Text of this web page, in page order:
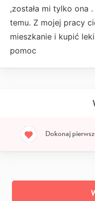
,została mi tylko ona
temu. Z mojej pracy
mieszkanie i kupić
pomoc
Dokonaj